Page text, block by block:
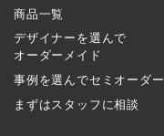
商品一覧
デザイナーを選んで
オーダーメイド
事例を選んでセミオーダー
まずはスタッフに相談